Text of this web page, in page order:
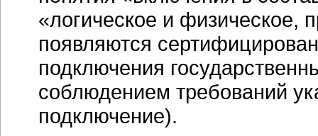
«логическое и физическое,
появляются
подключения
соблюдением требований
подключение).